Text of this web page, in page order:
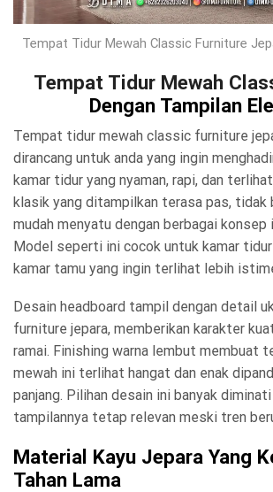
Tempat Tidur Mewah Classic Furniture
Tempat Tidur Mewah
Dengan Tampilan
Tempat tidur mewah classic furniture
dirancang untuk anda yang ingin
kamar tidur yang nyaman, rapi, dan
klasik yang ditampilkan terasa pas, tidak
mudah menyatu dengan berbagai konsep
Model seperti ini cocok untuk kamar tidur
kamar tamu yang ingin terlihat lebih
Desain headboard tampil dengan detail
furniture jepara, memberikan karakter
ramai. Finishing warna lembut membuat
mewah ini terlihat hangat dan enak
panjang. Pilihan desain ini banyak
tampilannya tetap relevan meski tren
Material Kayu Jepara Yang
Tahan Lama